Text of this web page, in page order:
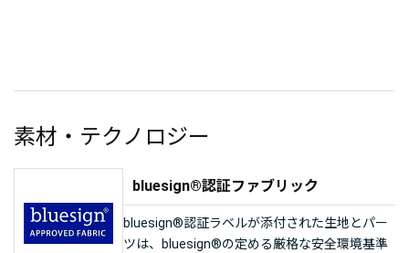
素材・テクノロジー
bluesign®認証ファブリック
bluesign®認証ラベルが添付された生地とパー
ツは、bluesign®の定める厳格な安全環境基準